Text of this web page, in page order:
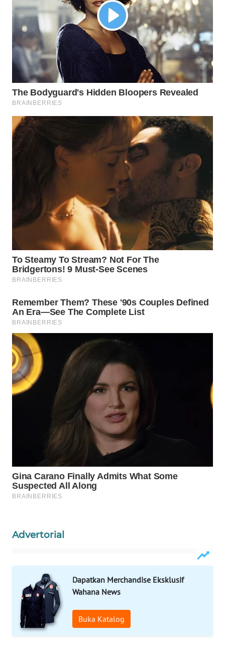
Advertorial
Dapatkan Merchandise Eksklusif
Wahana News
Buka Katalog
WN
LABUANBAJO
WN
BORNEO
Wahana
Group
WAHANA
WAHANA
WAHANA
ADVOKAT
WAHANA
INFRASTRUKTUR
KONSUMEN
LISTRIK
WAHANA
TRAVEL
WAHANANEWS
WAHANANEWS
CO ID
WAHANA
UMKM
WAHANA
SELEB